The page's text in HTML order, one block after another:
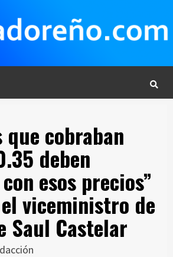
que cobraban
deben
esos precios”
viceministro de
Saul Castelar